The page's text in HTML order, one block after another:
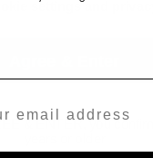
settings and
& ENTER, you